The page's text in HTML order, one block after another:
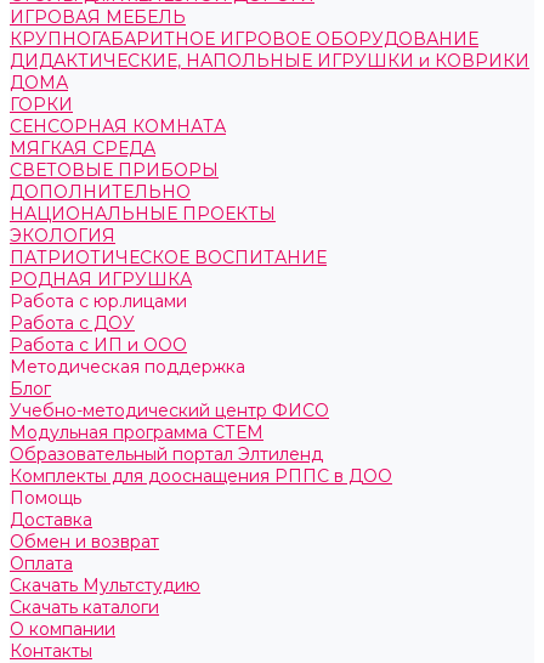
ИГРОВАЯ МЕБЕЛЬ
КРУПНОГАБАРИТНОЕ ИГРОВОЕ ОБОРУДОВАНИЕ
ДИДАКТИЧЕСКИЕ, НАПОЛЬНЫЕ ИГРУШКИ и КОВРИКИ
ДОМА
ГОРКИ
СЕНСОРНАЯ КОМНАТА
МЯГКАЯ СРЕДА
СВЕТОВЫЕ ПРИБОРЫ
ДОПОЛНИТЕЛЬНО
НАЦИОНАЛЬНЫЕ ПРОЕКТЫ
ЭКОЛОГИЯ
ПАТРИОТИЧЕСКОЕ ВОСПИТАНИЕ
РОДНАЯ ИГРУШКА
Работа с юр.лицами
Работа с ДОУ
Работа с ИП и ООО
Методическая поддержка
Блог
Учебно-методический центр ФИСО
Модульная программа СТЕМ
Образовательный портал Элтиленд
Комплекты для дооснащения РППС в ДОО
Помощь
Доставка
Обмен и возврат
Оплата
Скачать Мультстудию
Скачать каталоги
О компании
Контакты